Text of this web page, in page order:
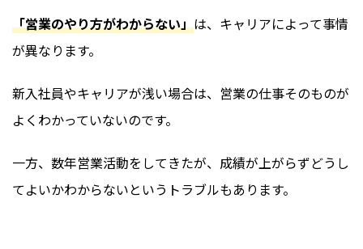
「営業のやり方がわからない」は、キャリアによって事情
が異なります。
新入社員やキャリアが浅い場合は、営業の仕事そのものが
よくわかっていないのです。
一方、数年営業活動をしてきたが、成績が上がらずどうし
てよいかわからないというトラブルもあります。